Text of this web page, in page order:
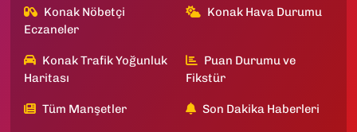
Konak Nöbetçi
Eczaneler
Konak Hava Durumu
Konak Trafik Yoğunluk
Haritası
Puan Durumu ve
Fikstür
Tüm Manşetler Son Dakika Haberleri